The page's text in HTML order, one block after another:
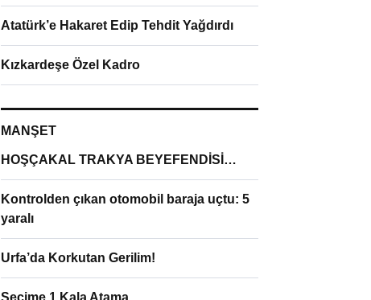
Atatürk’e Hakaret Edip Tehdit Yağdırdı
Kızkardeşe Özel Kadro
MANŞET
HOŞÇAKAL TRAKYA BEYEFENDİSİ…
Kontrolden çıkan otomobil baraja uçtu: 5
yaralı
Urfa’da Korkutan Gerilim!
Seçime 1 Kala Atama